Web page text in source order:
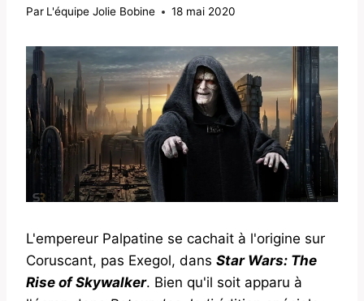
Par L'équipe Jolie Bobine 18 mai 2020
L'empereur Palpatine se cachait à l'origine sur
Coruscant, pas Exegol, dans Star Wars: The
Rise of Skywalker. Bien qu'il soit apparu à